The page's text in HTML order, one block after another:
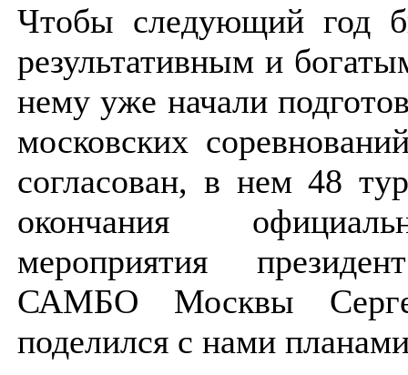
Чтобы следующий год
результативным и
нему уже начали
московских
согласован, в нем 48
окончания
мероприятия
САМБО Москвы
поделился с нами